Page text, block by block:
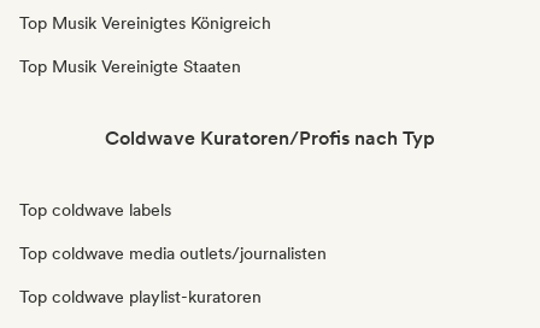
Top Musik Vereinigtes Königreich
Top Musik Vereinigte Staaten
Coldwave Kuratoren/Profis nach Typ
Top coldwave labels
Top coldwave media outlets/journalisten
Top coldwave playlist-kuratoren